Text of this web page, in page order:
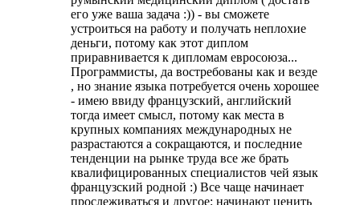
его уже ваша задача :)) - вы сможете
устроиться на работу и получать неплохие
деньги, потому как этот диплом
приравнивается к дипломам евросоюза...
Программисты, да востребованы как и везде
, но знание языка потребуется очень хорошее
- имею ввиду французский, английский
тогда имеет смысл, потому как места в
крупных компаниях международных не
разрастаются а сокращаются, и последние
тенденции на рынке труда все же брать
квалифицированных специалистов чей язык
французский родной :) Все чаще начинает
прослеживаться и другое: начинают ценить